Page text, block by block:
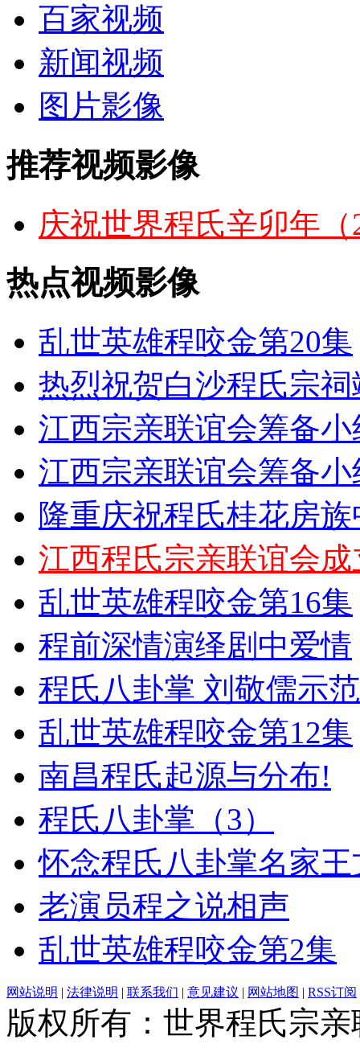
百家视频
新闻视频
图片影像
推荐视频影像
庆祝世界程氏辛卯年（
热点视频影像
乱世英雄程咬金第20集
热烈祝贺白沙程氏宗祠
江西宗亲联谊会筹备小
江西宗亲联谊会筹备小
隆重庆祝程氏桂花房
江西程氏宗亲联谊会成
乱世英雄程咬金第16集
程前深情演绎剧中爱情
程氏八卦掌 刘敬儒示
乱世英雄程咬金第12集
南昌程氏起源与分布!
程氏八卦掌（3）
怀念程氏八卦掌名家王
老演员程之说相声
乱世英雄程咬金第2集
网站说明 | 法律说明 | 联系我们 | 意见建议 | 网站地图 | RSS订阅
版权所有：世界程氏宗